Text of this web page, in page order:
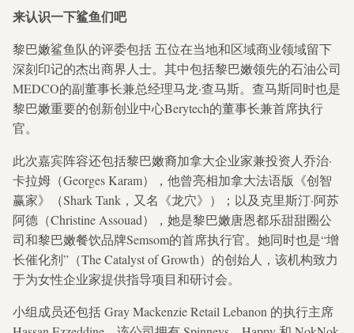
来认识一下鲨鱼们吧
黎巴嫩鲨鱼队的评委包括 五位在当地和区域商业领域留下
深刻印记的杰出商界人士。其中包括黎巴嫩领先的石油公司
MEDCO的副董事长兼总经理马龙·查马斯。查马斯同时也是
黎巴嫩重要的创新创业中心Berytech的董事长兼首席执行
官。
此次嘉宾阵容还包括黎巴嫩裔加拿大企业家兼投资人乔治·
卡拉姆（Georges Karam），他曾亮相加拿大法语版《创智
赢家》（Shark Tank，又名《龙穴》）；以及克里斯汀·阿苏
阿德（Christine Assouad），她是黎巴嫩唐恩都乐甜甜圈公
司和黎巴嫩餐饮品牌Semsom的首席执行官。她同时也是“增
长催化剂”（The Catalyst of Growth）的创始人，该机构致力
于为女性企业家提供指导项目和研讨会。
小组成员还包括 Gray Mackenzie Retail Lebanon 的执行主席